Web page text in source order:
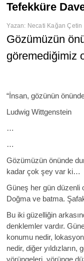
Tefekküre
Yazan: Necati Kağan Çetin
Gözümüzün
göremediğimiz
“İnsan, gözünün
Ludwig Wittgenstein
…
…
Gözümüzün önünde
kadar çok şey var ki…
Güneş her gün düzenli
Doğma ve batma.
Bu iki güzelliğin
denklemler vardır.
konumu nedir,
nedir, diğer yıldızların,
yörüngeleri, yörünge